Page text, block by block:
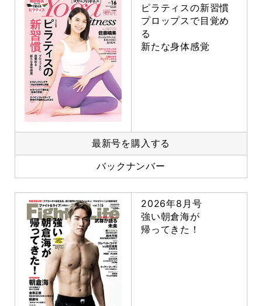
ピラティスの新習慣
プロップスで目覚め
る
新たな身体感覚
最新号を購入する
バックナンバー
2026年8月号
強い朝倉海が
帰ってきた！